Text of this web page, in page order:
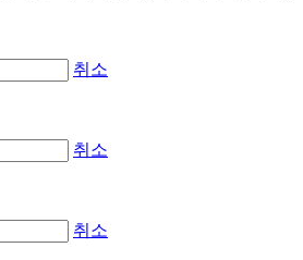
취소
취소
취소